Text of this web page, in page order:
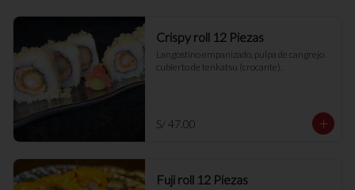
Crispy roll 12 Piezas
Langostino empanizado, pulpa de cangrejo
cubierto de tenkatsu (crocante).
S/ 47.00
Fuji roll 12 Piezas